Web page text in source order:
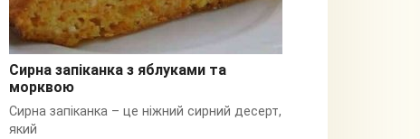
Сирна
Сирна запіканка з яблуками та
морквою
Сирна запіканка – це ніжний сирний десерт,
який